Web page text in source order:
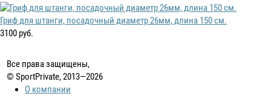
Гриф для штанги, посадочный диаметр 26мм, длина 150 см.
3100 руб.
Все права защищены,
© SportPrivate, 2013—2026
О компании